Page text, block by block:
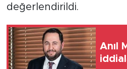
değerlendirildi.
Anıl